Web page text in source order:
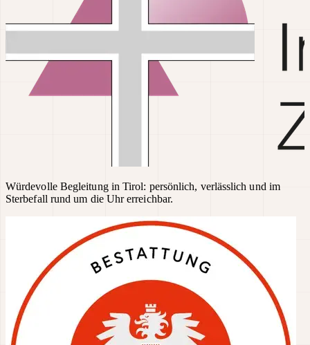
Würdevolle Begleitung in Tirol: persönlich, verlässlich und im
Sterbefall rund um die Uhr erreichbar.